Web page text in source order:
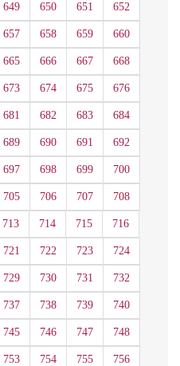
649 650 651 652
657 658 659 660
665 666 667 668
673 674 675 676
681 682 683 684
689 690 691 692
697 698 699 700
705 706 707 708
713 714 715 716
721 722 723 724
729 730 731 732
737 738 739 740
745 746 747 748
753 754 755 756